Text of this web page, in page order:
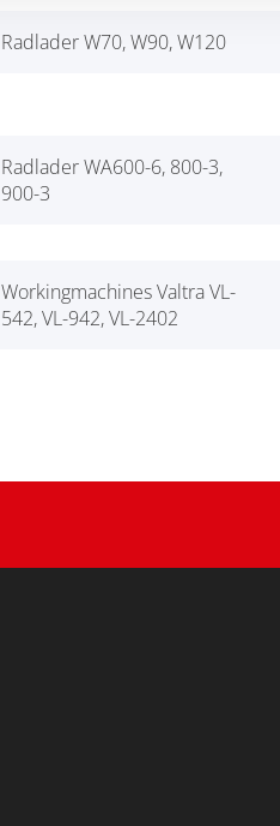
Radlader W70, W90, W120
Radlader WA600-6, 800-3,
900-3
Workingmachines Valtra VL-
542, VL-942, VL-2402